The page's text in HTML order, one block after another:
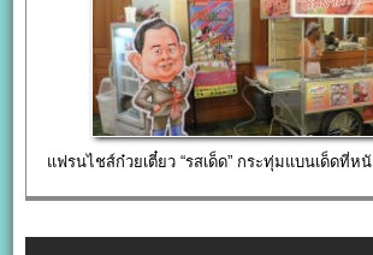
แฟรนไชส์ก๋วยเตี๋ยว “รสเด็ด” กระทุ่มแบนเด็ดที่ห